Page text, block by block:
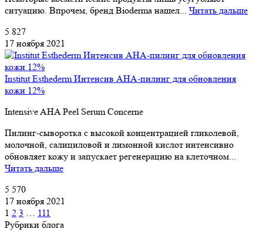
ситуацию. Впрочем, бренд Bioderma нашел... Читать дальше
5 827
17 ноября 2021
Institut Esthederm Интенсив AHA-пилинг для обновления
кожи 12%
Intensive AHA Peel Serum Concerne
Пилинг-сыворотка с высокой концентрацией гликолевой,
молочной, салициловой и лимонной кислот интенсивно
обновляет кожу и запускает регенерацию на клеточном...
Читать дальше
5 570
17 ноября 2021
1 2 3 … 111
Рубрики блога